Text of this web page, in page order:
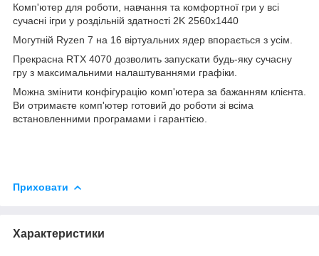
Комп'ютер для роботи, навчання та комфортної гри у всі
сучасні ігри у роздільній здатності 2K 2560x1440
Могутній Ryzen 7 на 16 віртуальних ядер впорається з усім.
Прекрасна RTX 4070 дозволить запускати будь-яку сучасну
гру з максимальними налаштуваннями графіки.
Можна змінити конфігурацію комп'ютера за бажанням клієнта.
Ви отримаєте комп'ютер готовий до роботи зі всіма
встановленними програмами і гарантією.
Приховати
Характеристики